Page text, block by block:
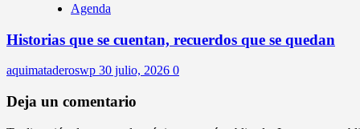
Agenda
Historias que se cuentan, recuerdos que se quedan
aquimataderoswp 30 julio, 2026 0
Deja un comentario